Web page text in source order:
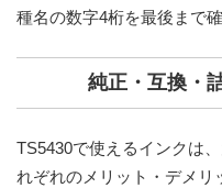
種名の数字4桁を最後まで
純正・互換・
TS5430で使えるインクは
れぞれのメリット・デメリ